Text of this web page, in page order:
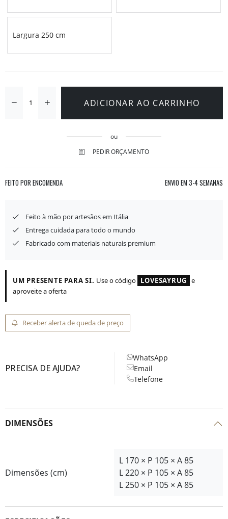
Largura 250 cm
ADICIONAR AO CARRINHO
ou
PEDIR ORÇAMENTO
FEITO POR ENCOMENDA ENVIO EM 3-4 SEMANAS
Feito à mão por artesãos em Itália
Entrega cuidada para todo o mundo
Fabricado com materiais naturais premium
UM PRESENTE PARA SI. Use o código LOVESAYRUG e
aproveite a oferta
Receber alerta de queda de preço
PRECISA DE AJUDA?
WhatsApp
Email
Telefone
DIMENSÕES
Dimensões (cm)
L 170 × P 105 × A 85
L 220 × P 105 × A 85
L 250 × P 105 × A 85